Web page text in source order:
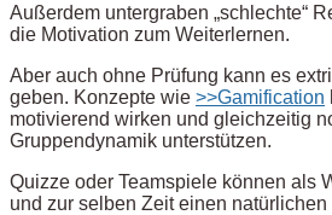
Außerdem untergraben „schlechte“
die Motivation zum Weiterlernen.
Aber auch ohne Prüfung kann es
geben. Konzepte wie >>Gamification
motivierend wirken und gleichzeitig
Gruppendynamik unterstützen.
Quizze oder Teamspiele können als
und zur selben Zeit einen